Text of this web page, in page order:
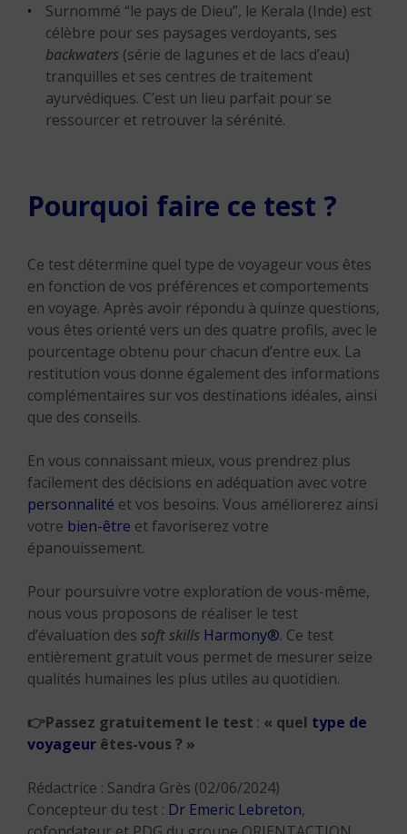
Surnommé “le pays de Dieu”, le Kerala (Inde) est
célèbre pour ses paysages verdoyants, ses
backwaters (série de lagunes et de lacs d’eau)
tranquilles et ses centres de traitement
ayurvédiques. C’est un lieu parfait pour se
ressourcer et retrouver la sérénité.
Pourquoi faire ce test ?
Ce test détermine quel type de voyageur vous êtes
en fonction de vos préférences et comportements
en voyage. Après avoir répondu à quinze questions,
vous êtes orienté vers un des quatre profils, avec le
pourcentage obtenu pour chacun d’entre eux. La
restitution vous donne également des informations
complémentaires sur vos destinations idéales, ainsi
que des conseils.
En vous connaissant mieux, vous prendrez plus
facilement des décisions en adéquation avec votre
personnalité et vos besoins. Vous améliorerez ainsi
votre bien-être et favoriserez votre
épanouissement.
Pour poursuivre votre exploration de vous-même,
nous vous proposons de réaliser le test
d’évaluation des soft skills Harmony®. Ce test
entièrement gratuit vous permet de mesurer seize
qualités humaines les plus utiles au quotidien.
👉Passez gratuitement le test : « quel type de
voyageur êtes-vous ? »
Rédactrice : Sandra Grès (02/06/2024)
Concepteur du test : Dr Emeric Lebreton,